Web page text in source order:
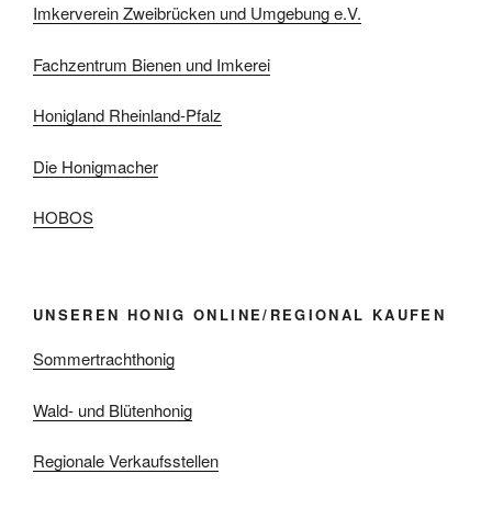
Imkerverein Zweibrücken und Umgebung e.V.
Fachzentrum Bienen und Imkerei
Honigland Rheinland-Pfalz
Die Honigmacher
HOBOS
UNSEREN HONIG ONLINE/REGIONAL KAUFEN
Sommertrachthonig
Wald- und Blütenhonig
Regionale Verkaufsstellen